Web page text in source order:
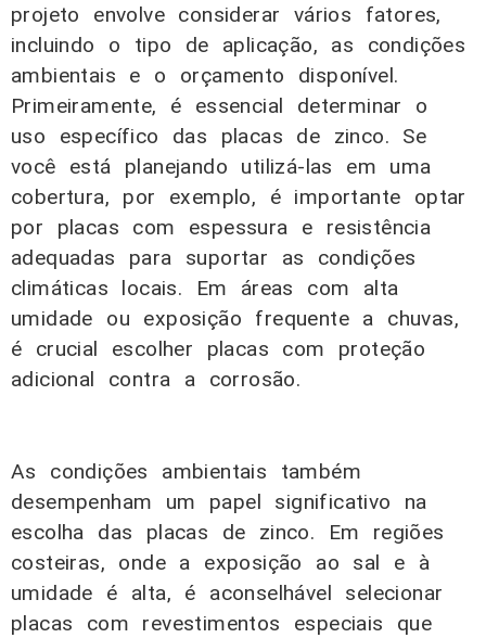
projeto envolve considerar vários fatores,
incluindo o tipo de aplicação, as condições
ambientais e o orçamento disponível.
Primeiramente, é essencial determinar o
uso específico das placas de zinco. Se
você está planejando utilizá-las em uma
cobertura, por exemplo, é importante optar
por placas com espessura e resistência
adequadas para suportar as condições
climáticas locais. Em áreas com alta
umidade ou exposição frequente a chuvas,
é crucial escolher placas com proteção
adicional contra a corrosão.
As condições ambientais também
desempenham um papel significativo na
escolha das placas de zinco. Em regiões
costeiras, onde a exposição ao sal e à
umidade é alta, é aconselhável selecionar
placas com revestimentos especiais que